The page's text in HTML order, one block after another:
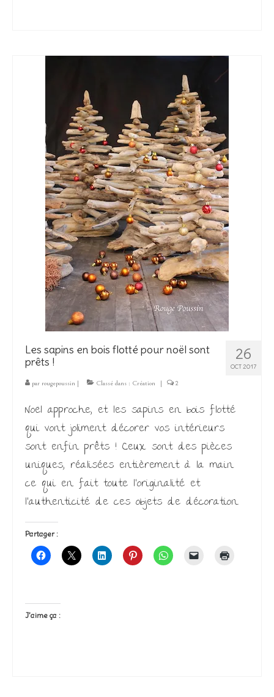
26
OCT 2017
Les sapins en bois flotté pour noël sont
prêts !
par rougepoussin | Classé dans : Création | 2
Noël approche, et les sapins en bois flotté
qui vont joliment décorer vos intérieurs
sont enfin prêts ! Ceux sont des pièces
uniques, réalisées entièrement à la main
ce qui en fait toute l’originalité et
l’authenticité de ces objets de décoration.
Partager :
J’aime ça :